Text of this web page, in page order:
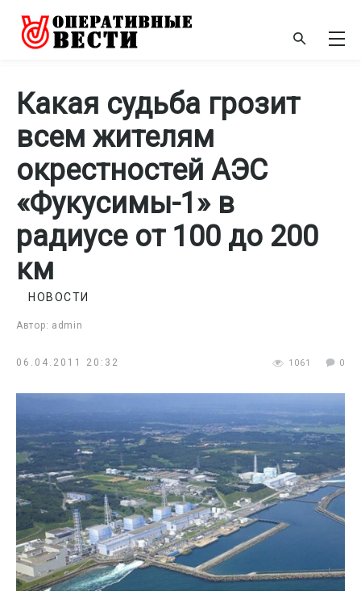
Какая судьба грозит
всем жителям
окрестностей АЭС
«Фукусимы-1» в
радиусе от 100 до 200
км
Автор: admin
НОВОСТИ
06.04.2011 20:32 1061 0